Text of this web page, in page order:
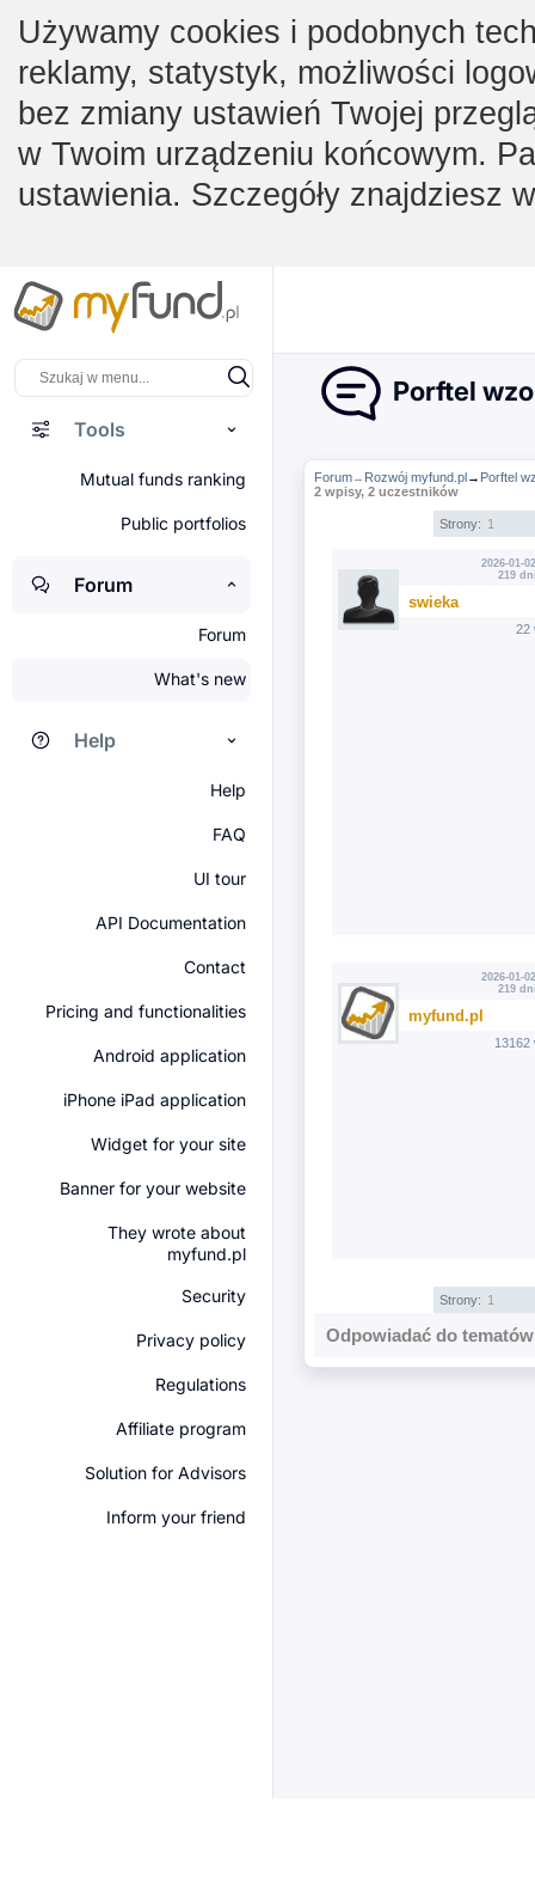
Używamy cookies i podobnych
reklamy, statystyk, możliwości
bez zmiany ustawień Twojej
w Twoim urządzeniu końcowym.
ustawienia. Szczegóły znajdziesz
Tools
Mutual funds ranking
Public portfolios
Forum
Forum
What's new
Help
Help
FAQ
UI tour
API Documentation
Contact
Pricing and functionalities
Android application
iPhone iPad application
Widget for your site
Banner for your website
They wrote about
myfund.pl
Security
Privacy policy
Regulations
Affiliate program
Solution for Advisors
Inform your friend
Porftel
Forum→ Rozwój myfund.pl→ Porftel
2 wpisy, 2 uczestników
Strony: 1
2026-01-
219
swieka
22
2026-01-
219
myfund.pl
13162
Strony: 1
Odpowiadać do